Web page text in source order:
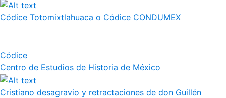
Códice Totomixtlahuaca o Códice CONDUMEX
Códice
Centro de Estudios de Historia de México
Cristiano desagravio y retractaciones de don Guillén